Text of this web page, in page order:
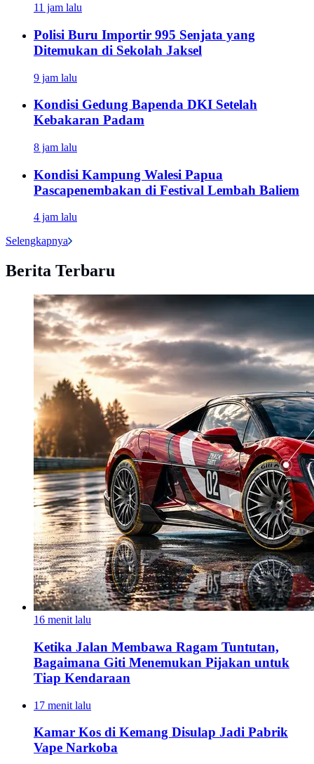
11 jam lalu
Polisi Buru Importir 995 Senjata yang
Ditemukan di Sekolah Jaksel
9 jam lalu
Kondisi Gedung Bapenda DKI Setelah
Kebakaran Padam
8 jam lalu
Kondisi Kampung Walesi Papua
Pascapenembakan di Festival Lembah Baliem
4 jam lalu
Selengkapnya
Berita Terbaru
16 menit lalu
Ketika Jalan Membawa Ragam Tuntutan,
Bagaimana Giti Menemukan Pijakan untuk
Tiap Kendaraan
17 menit lalu
Kamar Kos di Kemang Disulap Jadi Pabrik
Vape Narkoba